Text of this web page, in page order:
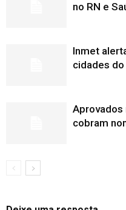
no RN e
Inmet
cidades do
Aprovados
cobram